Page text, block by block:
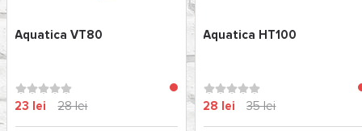
Aquatica VT80
23 lei 28 lei
Aquatica HT100
28 lei 35 lei